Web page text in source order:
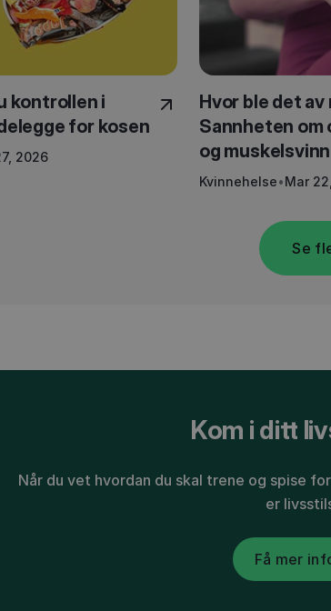
kontrollen i
for kosen
2026
Hvor ble det
Sannheten om
og muskelsvinn
Kvinnehelse• Mar
Se
Kom i ditt
Når du vet hvordan du skal trene og spise
er
Få mer